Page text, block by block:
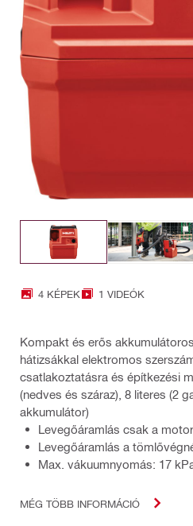
4 KÉPEK 1 VIDEÓK
Kompakt és erős
hátizsákkal elektromos
csatlakoztatásra és építkezési
(nedves és száraz), 8 literes (2
akkumulátor)
Levegőáramlás csak a
Levegőáramlás a
Max. vákuumnyomás: 17
MÉG TÖBB INFORMÁCIÓ